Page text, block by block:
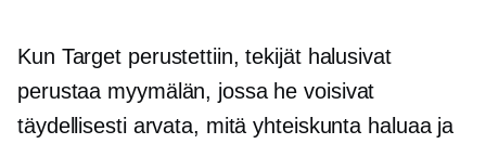
Kun Target perustettiin, tekijät halusivat
perustaa myymälän, jossa he voisivat
täydellisesti arvata, mitä yhteiskunta haluaa ja